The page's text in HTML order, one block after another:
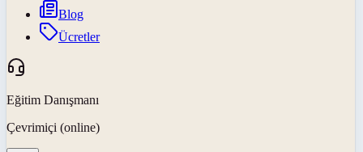
Blog
Ücretler
Eğitim Danışmanı
Çevrimiçi (online)